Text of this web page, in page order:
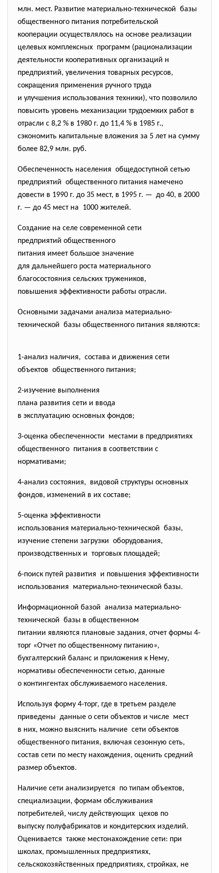
млн. мест. Развитие материально-технической базы
общественного питания потребительской
кооперации осуществлялось на основе реализации
целевых комплексных программ (рационализации
деятельности кооперативных организаций н
предприятий, увеличения товарных ресурсов,
сокращения применения ручного труда
и улучшения использования техники), что позволило
повысить уровень механизации трудоемких работ в
отрасли с 8,2 % в 1980 г. до 11,4 % в 1985 г.,
сэкономить капитальные вложения за 5 лет на сумму
более 82,9 млн. руб.
Обеспеченность населения общедоступной сетью
предприятий общественного питания намечено
довести в 1990 г. до 35 мест, в 1995 г. — до 40, в 2000
г. — до 45 мест на 1000 жителей.
Создание на селе современной сети
предприятий общественного
питания имеет большое значение
для дальнейшего роста материального
благосостояния сельских тружеников,
повышения эффективности работы отрасли.
Основными задачами анализа материально-
технической базы общественного питания являются:
1-анализ наличия, состава и движения сети
объектов общественного питания;
2-изучение выполнения
плана развития сети и ввода
в эксплуатацию основных фондов;
3-оценка обеспеченности местами в предприятиях
общественного питания в соответствии с
нормативами;
4-анализ состояния, видовой структуры основных
фондов, изменений в их составе;
5-оценка эффективности
использования материально-технической базы,
изучение степени загрузки оборудования,
производственных и торговых площадей;
6-поиск путей развития и повышения эффективности
использования материально-технической базы.
Информационной базой анализа материально-
технической базы в общественном
питании являются плановые задания, отчет формы 4-
торг «Отчет по общественному питанию»,
бухгалтерский баланс и приложения к Нему,
нормативы обеспеченности сетью, данные
о контингентах обслуживаемого населения.
Используя форму 4-торг, где в третьем разделе
приведены данные о сети объектов и числе мест
в них, можно выяснить наличие сети объектов
общественного питания, включая сезонную сеть,
состав сети по месту нахождения, оценить средний
размер объектов.
Наличие сети анализируется по типам объектов,
специализации, формам обслуживания
потребителей, числу действующих цехов по
выпуску полуфабрикатов и кондитерских изделий.
Оценивается также местонахождение сети: при
школах, промышленных предприятиях,
сельскохозяйственных предприятиях, стройках, не